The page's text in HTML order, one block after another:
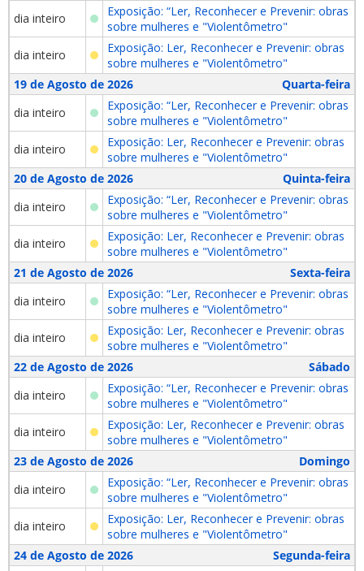
dia inteiro
Exposição: “Ler, Reconhecer e Prevenir: obras
sobre mulheres e "Violentômetro"
dia inteiro
Exposição: Ler, Reconhecer e Prevenir: obras
sobre mulheres e "Violentômetro"
19 de Agosto de 2026
Quarta-feira
dia inteiro
Exposição: “Ler, Reconhecer e Prevenir: obras
sobre mulheres e "Violentômetro"
dia inteiro
Exposição: Ler, Reconhecer e Prevenir: obras
sobre mulheres e "Violentômetro"
20 de Agosto de 2026
Quinta-feira
dia inteiro
Exposição: “Ler, Reconhecer e Prevenir: obras
sobre mulheres e "Violentômetro"
dia inteiro
Exposição: Ler, Reconhecer e Prevenir: obras
sobre mulheres e "Violentômetro"
21 de Agosto de 2026
Sexta-feira
dia inteiro
Exposição: “Ler, Reconhecer e Prevenir: obras
sobre mulheres e "Violentômetro"
dia inteiro
Exposição: Ler, Reconhecer e Prevenir: obras
sobre mulheres e "Violentômetro"
22 de Agosto de 2026
Sábado
dia inteiro
Exposição: “Ler, Reconhecer e Prevenir: obras
sobre mulheres e "Violentômetro"
dia inteiro
Exposição: Ler, Reconhecer e Prevenir: obras
sobre mulheres e "Violentômetro"
23 de Agosto de 2026
Domingo
dia inteiro
Exposição: “Ler, Reconhecer e Prevenir: obras
sobre mulheres e "Violentômetro"
dia inteiro
Exposição: Ler, Reconhecer e Prevenir: obras
sobre mulheres e "Violentômetro"
24 de Agosto de 2026
Segunda-feira